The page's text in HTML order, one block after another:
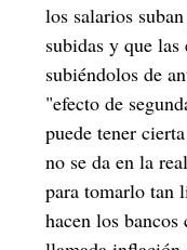
los salarios
subidas y que las
subiéndolos de
"efecto de
puede tener
no se da en la
para tomarlo tan
hacen los